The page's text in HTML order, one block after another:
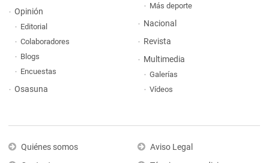
Opinión
Editorial
Colaboradores
Blogs
Encuestas
Osasuna
Más deporte
Nacional
Revista
Multimedia
Galerías
Vídeos
Quiénes somos
Aviso Legal